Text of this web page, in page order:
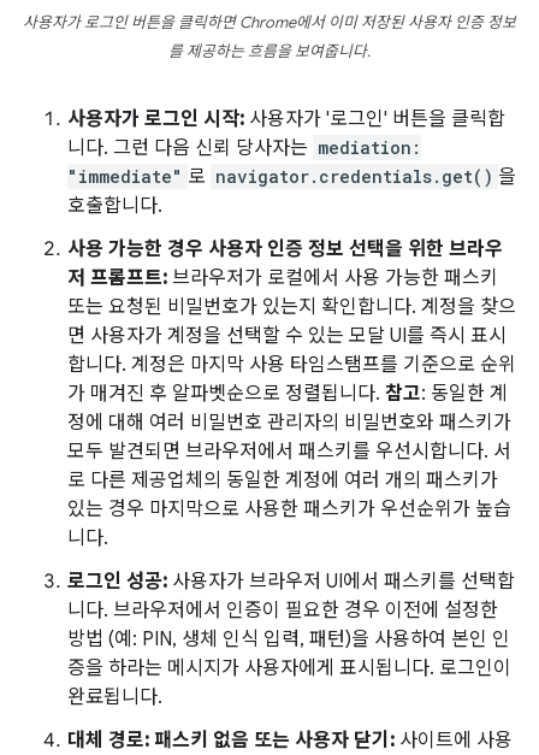
사용자가 로그인 버튼을 클릭하면 Chrome에서 이미 저장된 사용자 인증 정보
를 제공하는 흐름을 보여줍니다.
사용자가 로그인 시작: 사용자가 '로그인' 버튼을 클릭합
니다. 그런 다음 신뢰 당사자는 mediation:
"immediate" 로 navigator.credentials.get() 을
호출합니다.
사용 가능한 경우 사용자 인증 정보 선택을 위한 브라우
저 프롬프트: 브라우저가 로컬에서 사용 가능한 패스키
또는 요청된 비밀번호가 있는지 확인합니다. 계정을 찾으
면 사용자가 계정을 선택할 수 있는 모달 UI를 즉시 표시
합니다. 계정은 마지막 사용 타임스탬프를 기준으로 순위
가 매겨진 후 알파벳순으로 정렬됩니다. 참고: 동일한 계
정에 대해 여러 비밀번호 관리자의 비밀번호와 패스키가
모두 발견되면 브라우저에서 패스키를 우선시합니다. 서
로 다른 제공업체의 동일한 계정에 여러 개의 패스키가
있는 경우 마지막으로 사용한 패스키가 우선순위가 높습
니다.
로그인 성공: 사용자가 브라우저 UI에서 패스키를 선택합
니다. 브라우저에서 인증이 필요한 경우 이전에 설정한
방법 (예: PIN, 생체 인식 입력, 패턴)을 사용하여 본인 인
증을 하라는 메시지가 사용자에게 표시됩니다. 로그인이
완료됩니다.
대체 경로: 패스키 없음 또는 사용자 닫기: 사이트에 사용